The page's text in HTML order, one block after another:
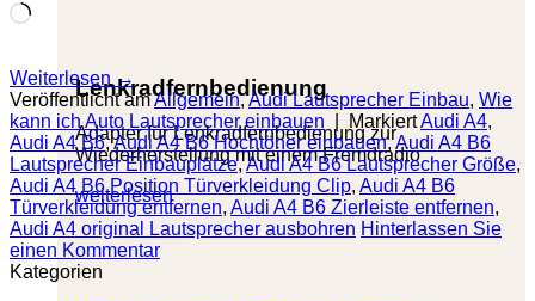
Lenkradfernbedienung
Adapter für Lenkradfernbedienung zur
Wiederherstellung mit einem Fremdradio
weiterlesen
Wird
Weiterlesen →
Veröffentlicht amAllgemein,Audi Lautsprecher Einbau, Wie
kann ich Auto Lautsprecher einbauen
MarkiertAudi A4,
Audi A4 B6,Audi A4 B6 Hochtöner einbauen,Audi A4 B6
Lautsprecher Einbauplätze,Audi A4 B6 Lautsprecher Größe,
Audi A4 B6 Position Türverkleidung Clip, Audi A4 B6
Türverkleidung entfernen, Audi A4 B6 Zierleiste entfernen,
Audi A4 original Lautsprecher ausbohren Hinterlassen Sie
einen Kommentar
Kategorien